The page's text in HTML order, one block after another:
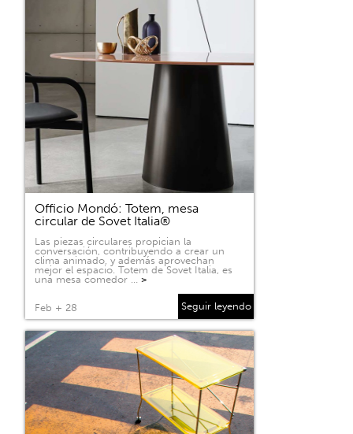
Officio Mondó: Totem, mesa
circular de Sovet Italia®
Las piezas circulares propician la
conversación, contribuyendo a crear un
clima animado, y además aprovechan
mejor el espacio. Totem de Sovet Italia, es
una mesa comedor … >
Feb + 28 Seguir leyendo